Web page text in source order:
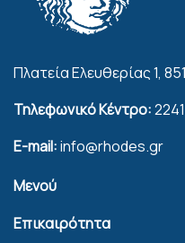
Πλατεία Ελευθερίας 1,
Τηλεφωνικό Κέντρο:
E-mail:info@rhodes.gr
Μενού
Επικαιρότητα